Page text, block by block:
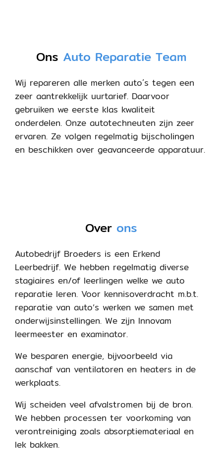
Ons Auto Reparatie Team
Wij repareren alle merken auto´s tegen een
zeer aantrekkelijk uurtarief. Daarvoor
gebruiken we eerste klas kwaliteit
onderdelen. Onze autotechneuten zijn zeer
ervaren. Ze volgen regelmatig bijscholingen
en beschikken over geavanceerde apparatuur.
Over ons
Autobedrijf Broeders is een Erkend
Leerbedrijf. We hebben regelmatig diverse
stagiaires en/of leerlingen welke we auto
reparatie leren. Voor kennisoverdracht m.b.t.
reparatie van auto’s werken we samen met
onderwijsinstellingen. We zijn Innovam
leermeester en examinator.
We besparen energie, bijvoorbeeld via
aanschaf van ventilatoren en heaters in de
werkplaats.
Wij scheiden veel afvalstromen bij de bron.
We hebben processen ter voorkoming van
verontreiniging zoals absorptiemateriaal en
lek bakken.